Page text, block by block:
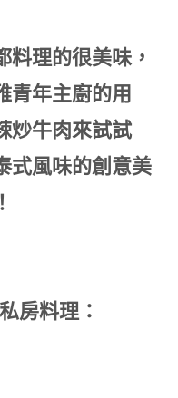
理的很美味，
青年主廚的用
炒牛肉來試試
式風味的創意美
房料理：